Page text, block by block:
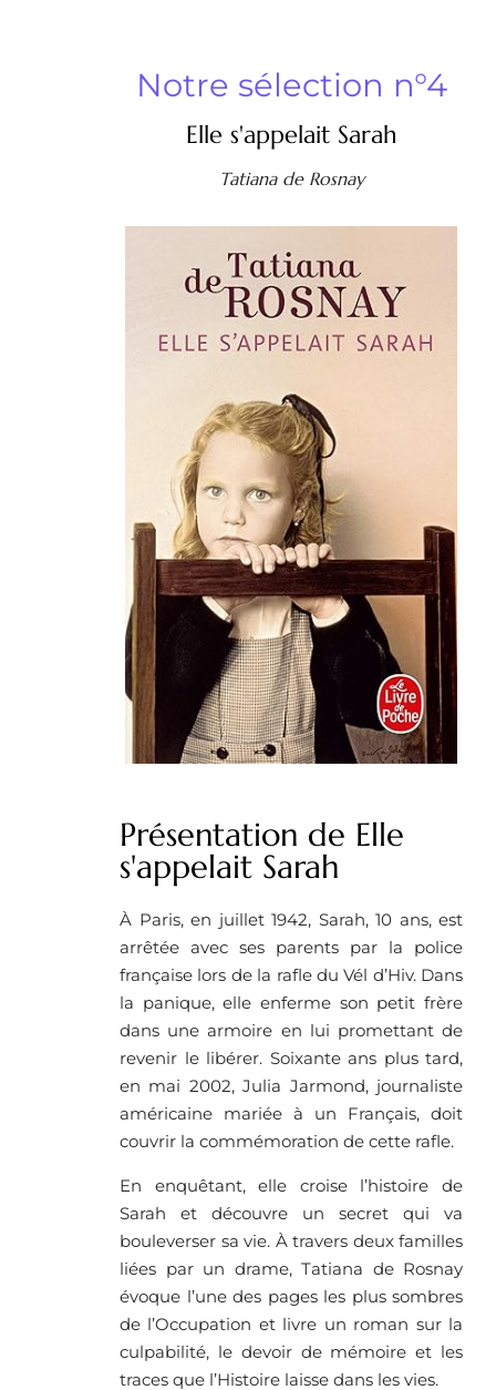
Notre sélection n°4
Elle s'appelait Sarah
Tatiana de Rosnay
Présentation de Elle
s'appelait Sarah
À Paris, en juillet 1942, Sarah, 10 ans, est
arrêtée avec ses parents par la police
française lors de la rafle du Vél d’Hiv. Dans
la panique, elle enferme son petit frère
dans une armoire en lui promettant de
revenir le libérer. Soixante ans plus tard,
en mai 2002, Julia Jarmond, journaliste
américaine mariée à un Français, doit
couvrir la commémoration de cette rafle.
En enquêtant, elle croise l’histoire de
Sarah et découvre un secret qui va
bouleverser sa vie. À travers deux familles
liées par un drame, Tatiana de Rosnay
évoque l’une des pages les plus sombres
de l’Occupation et livre un roman sur la
culpabilité, le devoir de mémoire et les
traces que l’Histoire laisse dans les vies.